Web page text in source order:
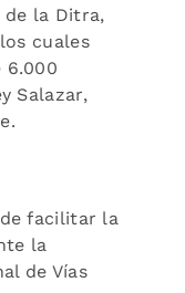
la Ditra,
cuales
6.000
Salazar,
facilitar la
la
de Vías